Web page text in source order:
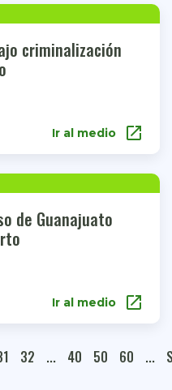
criminalización
Ir al medio open_in_new
de Guanajuato
Ir al medio open_in_new
32 ... 40 50 60 ...